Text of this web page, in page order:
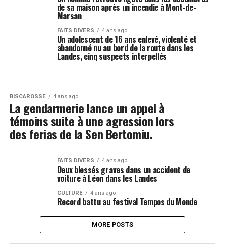
de sa maison après un incendie à Mont-de-
Marsan
FAITS DIVERS 4 ans ago
Un adolescent de 16 ans enlevé, violenté et
abandonné nu au bord de la route dans les
Landes, cinq suspects interpellés
BISCAROSSE 4 ans ago
La gendarmerie lance un appel à
témoins suite à une agression lors
des ferias de la Sen Bertomiu.
FAITS DIVERS 4 ans ago
Deux blessés graves dans un accident de
voiture à Léon dans les Landes
CULTURE 4 ans ago
Record battu au festival Tempos du Monde
MORE POSTS